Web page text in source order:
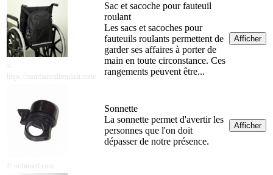
https://monfauteuilroulant.com/
Sac et sacoche pour fauteuil
roulant
Les sacs et sacoches pour
fauteuils roulants permettent de
garder ses affaires à porter de
main en toute circonstance. Ces
rangements peuvent être...
Afficher
© orthimed.com
Sonnette
La sonnette permet d'avertir les
personnes que l'on doit
dépasser de notre présence.
Afficher